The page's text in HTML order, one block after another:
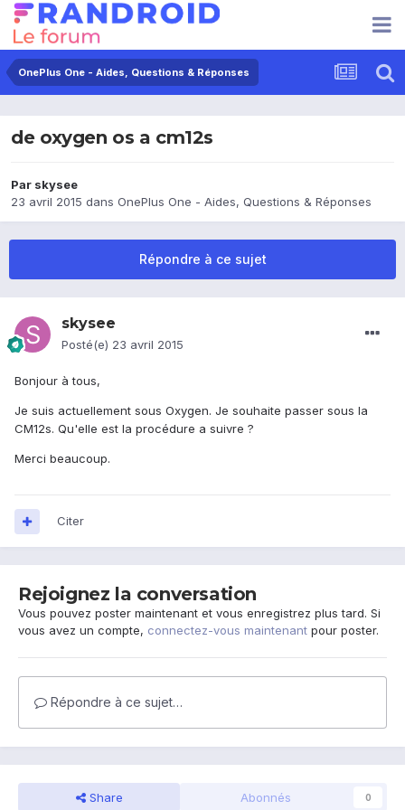
OnePlus One - Aides, Questions & Réponses
de oxygen os a cm12s
Par skysee
23 avril 2015 dans OnePlus One - Aides, Questions & Réponses
Répondre à ce sujet
skysee
Posté(e) 23 avril 2015
Bonjour à tous,
Je suis actuellement sous Oxygen. Je souhaite passer sous la
CM12s. Qu'elle est la procédure a suivre ?
Merci beaucoup.
Citer
Rejoignez la conversation
Vous pouvez poster maintenant et vous enregistrez plus tard. Si
vous avez un compte, connectez-vous maintenant pour poster.
Répondre à ce sujet…
Share Abonnés 0